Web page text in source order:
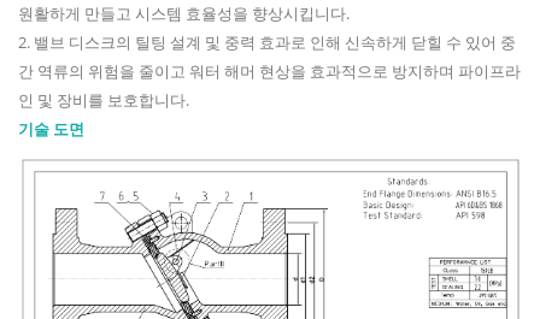
원활하게 만들고 시스템 효율성을 향상시킵니다.
2. 밸브 디스크의 틸팅 설계 및 중력 효과로 인해 신속하게 닫힐 수 있어 중
간 역류의 위험을 줄이고 워터 해머 현상을 효과적으로 방지하며 파이프라
인 및 장비를 보호합니다.
기술 도면